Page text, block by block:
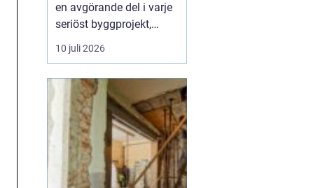
en avgörande del i varje
seriöst byggprojekt,
oavsett om det handlar
om en mindre
större
bostadsrättsförening
som byggs om. Syftet är
att få en oberoende och
professionell granskning
av entreprenaden ...
10 juli 2026